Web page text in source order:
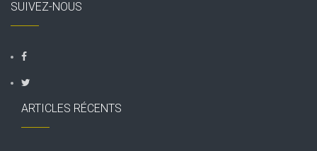
SUIVEZ-NOUS
ARTICLES RÉCENTS